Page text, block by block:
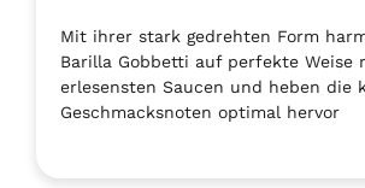
Mit ihrer stark gedrehten Form
Barilla Gobbetti auf perfekte Weise
erlesensten Saucen und heben die
Geschmacksnoten optimal hervor